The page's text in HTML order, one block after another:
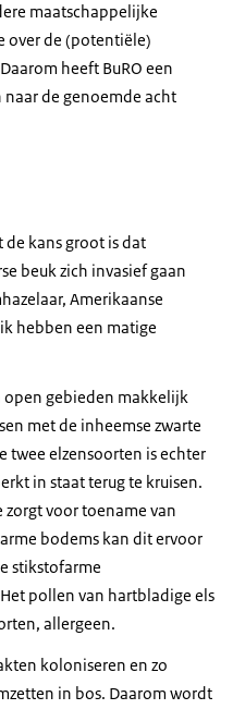
maatschappelijke
over de (potentiële)
heeft BuRO een
de genoemde acht
kans groot is dat
beuk zich invasief gaan
Amerikaanse
hebben een matige
open gebieden makkelijk
met de inheemse zwarte
twee elzensoorten is echter
in staat terug te kruisen.
voor toename van
bodems kan dit ervoor
stikstofarme
pollen van hartbladige els
allergeen.
koloniseren en zo
in bos. Daarom wordt